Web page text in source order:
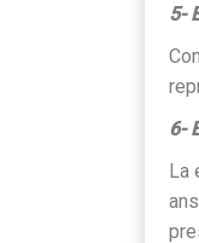
5-
6-
La